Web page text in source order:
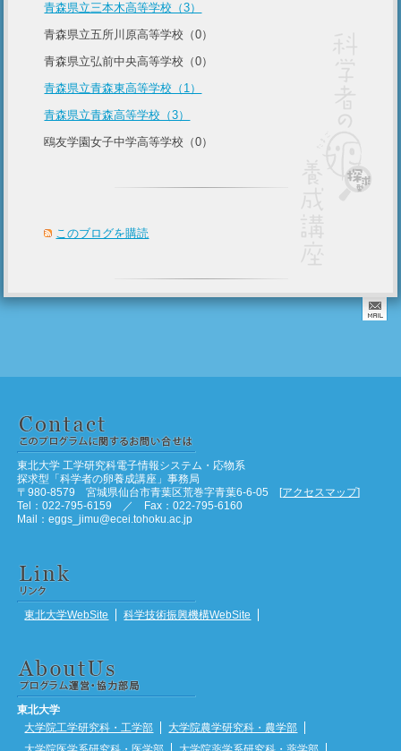
青森県立三本木高等学校（3）
青森県立五所川原高等学校（0）
青森県立弘前中央高等学校（0）
青森県立青森東高等学校（1）
青森県立青森高等学校（3）
鴎友学園女子中学高等学校（0）
このブログを購読
東北大学 工学研究科電子情報システム・応物系
探求型「科学者の卵養成講座」事務局
〒980-8579 宮城県仙台市青葉区荒巻字青葉6-6-05 [アクセスマップ]
Tel：022-795-6159 ／ Fax：022-795-6160
Mail：eggs_jimu@ecei.tohoku.ac.jp
東北大学WebSite 科学技術振興機構WebSite
東北大学
大学院工学研究科・工学部
大学院農学研究科・農学部